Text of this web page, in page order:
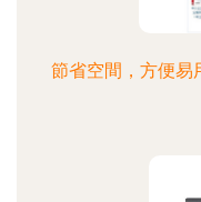
節省空間，方便易